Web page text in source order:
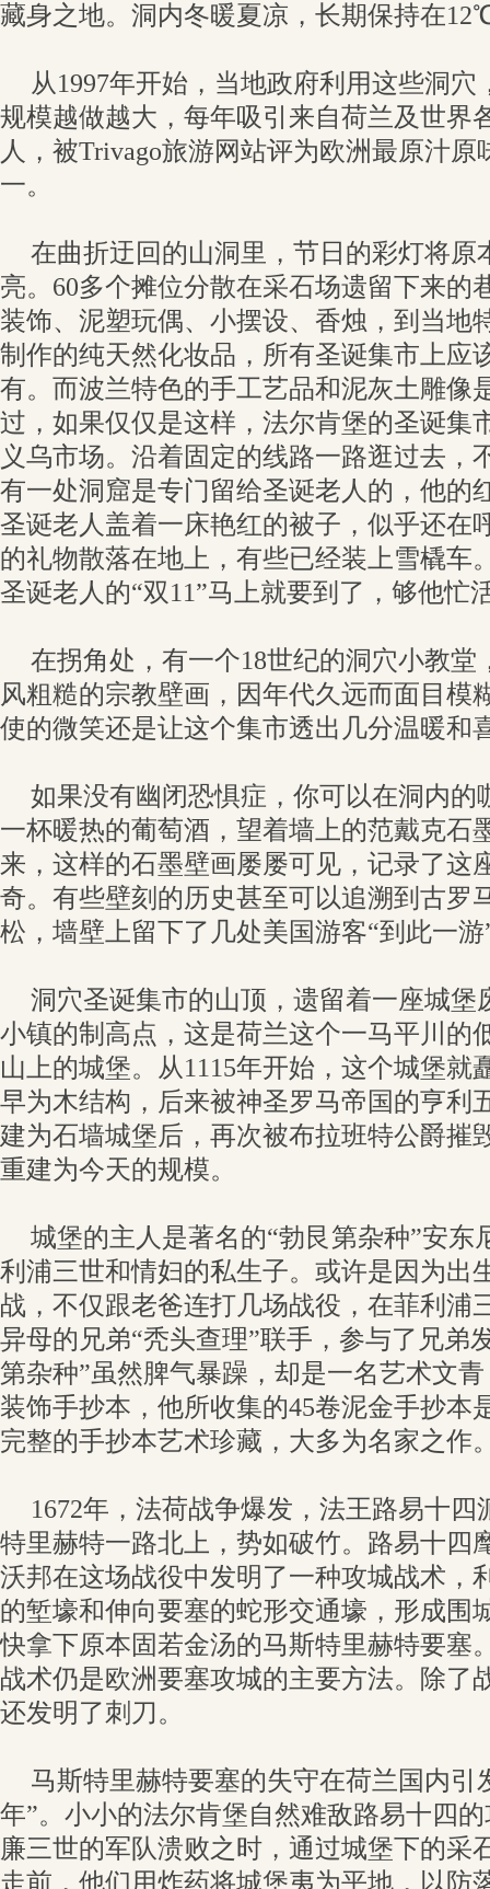
藏身之地。洞内冬暖夏凉，长期保持在
从1997年开始，当地政府利用这些洞
规模越做越大，每年吸引来自荷兰及世界
人，被Trivago旅游网站评为欧洲最原汁
一。
在曲折迂回的山洞里，节日的彩灯将原
亮。60多个摊位分散在采石场遗留下来的
装饰、泥塑玩偶、小摆设、香烛，到当地
制作的纯天然化妆品，所有圣诞集市上应
有。而波兰特色的手工艺品和泥灰土雕像
过，如果仅仅是这样，法尔肯堡的圣诞集
义乌市场。沿着固定的线路一路逛过去，
有一处洞窟是专门留给圣诞老人的，他的
圣诞老人盖着一床艳红的被子，似乎还在
的礼物散落在地上，有些已经装上雪橇车
圣诞老人的“双11”马上就要到了，够他忙
在拐角处，有一个18世纪的洞穴小教堂
风粗糙的宗教壁画，因年代久远而面目模
使的微笑还是让这个集市透出几分温暖和
如果没有幽闭恐惧症，你可以在洞内的
一杯暖热的葡萄酒，望着墙上的范戴克石
来，这样的石墨壁画屡屡可见，记录了这
奇。有些壁刻的历史甚至可以追溯到古罗
松，墙壁上留下了几处美国游客“到此一
洞穴圣诞集市的山顶，遗留着一座城堡
小镇的制高点，这是荷兰这个一马平川的
山上的城堡。从1115年开始，这个城堡就
早为木结构，后来被神圣罗马帝国的亨利
建为石墙城堡后，再次被布拉班特公爵摧
重建为今天的规模。
城堡的主人是著名的“勃艮第杂种”安东
利浦三世和情妇的私生子。或许是因为出
战，不仅跟老爸连打几场战役，在菲利浦
异母的兄弟“秃头查理”联手，参与了兄弟
第杂种”虽然脾气暴躁，却是一名艺术文
装饰手抄本，他所收集的45卷泥金手抄本
完整的手抄本艺术珍藏，大多为名家之作
1672年，法荷战争爆发，法王路易十四
特里赫特一路北上，势如破竹。路易十四
沃邦在这场战役中发明了一种攻城战术，
的堑壕和伸向要塞的蛇形交通壕，形成围
快拿下原本固若金汤的马斯特里赫特要塞
战术仍是欧洲要塞攻城的主要方法。除了
还发明了刺刀。
马斯特里赫特要塞的失守在荷兰国内引
年”。小小的法尔肯堡自然难敌路易十四
廉三世的军队溃败之时，通过城堡下的采
走前，他们用炸药将城堡夷为平地，以防